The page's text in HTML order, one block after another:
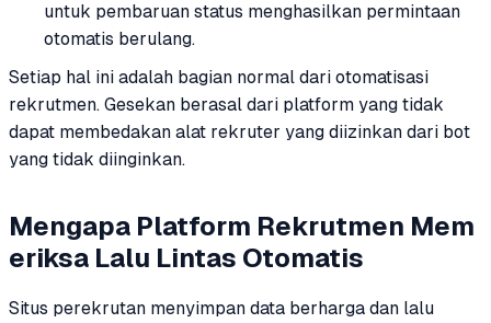
untuk pembaruan status menghasilkan permintaan
otomatis berulang.
Setiap hal ini adalah bagian normal dari otomatisasi
rekrutmen. Gesekan berasal dari platform yang tidak
dapat membedakan alat rekruter yang diizinkan dari bot
yang tidak diinginkan.
Mengapa Platform Rekrutmen Mem
eriksa Lalu Lintas Otomatis
Situs perekrutan menyimpan data berharga dan lalu